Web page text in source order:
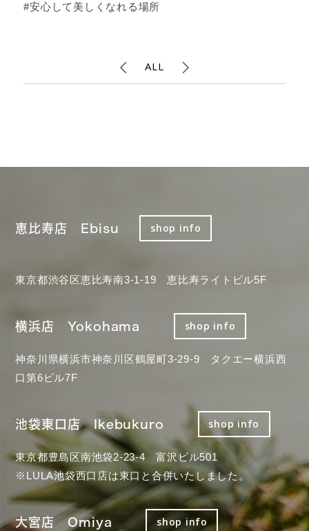
#安心して美しくなれる場所
ALL
恵比寿店 Ebisu shop info
東京都渋谷区恵比寿南3-1-19 恵比寿ライトビル5F
横浜店 Yokohama shop info
神奈川県横浜市神奈川区鶴屋町3-29-9 タクエー横浜西
口第6ビル7F
池袋東口店 Ikebukuro shop info
東京都豊島区南池袋2-23-4 富沢ビル501
※LULA池袋西口店は東口と合併いたしました。
大宮店 Omiya shop info